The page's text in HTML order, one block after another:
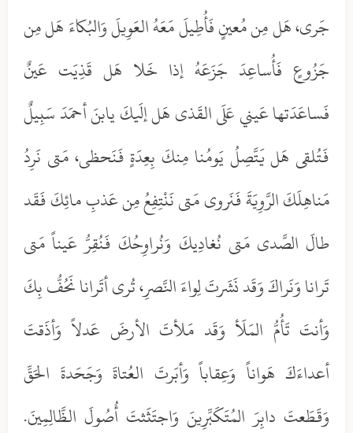
جَرى، هَل مِن مُعينٍ فَأُطِيلَ مَعَهُ العَوِيلَ وَالبُكاءَ هَل مِن
جَزُوعٍ فَأُساعِدَ جَزَعَهُ إذا خَلا هَل قَذِيَت عَينٌ
فَساعَدَتها عَيني عَلَى القَذى هَل إلَيكَ يابنَ أحمَدَ سَبِيلٌ
فَتُلقى هَل يَتَّصِلُ يَومُنا مِنكَ بِعِدَةٍ فَنَحظى، مَتى نَرِدُ
مَناهِلَكَ الرَّوِيَةَ فَنَروى مَتى نَنْتِفِعُ مِن عَذبِ مائِكَ فَقَد
طالَ الصَّدى مَتى نُغادِيكَ وَنُراوِحُكَ فَنُقِرُّ عَيناً مَتى
تَرانا وَنَراكَ وَقَد نَشَرتَ لِواءَ النَّصرِ، تُرى أتَرانا نَحُفُّ بِكَ
وَأنتَ تَأُمُّ المَلَأ وَقَد مَلأتَ الأرضَ عَدلاً وَأذَقتَ
أعداءَكَ هَواناً وَعِقاباً وَأبَرتَ العُتاةَ وَجَحَدةَ الحَقِّ
وَقَطَعتَ دابِرَ المُتَكَبِّرِينَ وَاجتَثَثتَ أُصُولَ الظَّالِمِينَ.